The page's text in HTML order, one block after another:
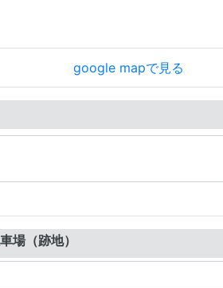
google mapで見る
場（跡地）